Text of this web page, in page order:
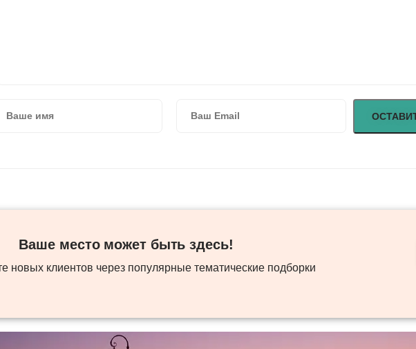
Ваше место может быть здесь! ​
новых клиентов через популярные тематические подборки